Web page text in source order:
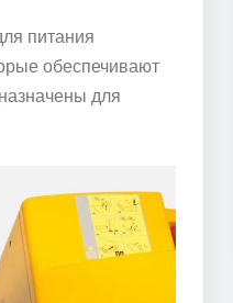
питания
обеспечивают
для